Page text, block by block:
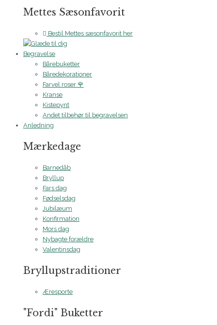
Mettes Sæsonfavorit
Bestil Mettes sæsonfavorit her
Begravelse
Bårebuketter
Båredekorationer
Farvel roser 🌹
Kranse
Kistepynt
Andet tilbehør til begravelsen
Anledning
Mærkedage
Barnedåb
Bryllup
Fars dag
Fødselsdag
Jubilæum
Konfirmation
Mors dag
Nybagte forældre
Valentinsdag
Bryllupstraditioner
Æresporte
"Fordi" Buketter